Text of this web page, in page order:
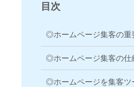
目次
◎ホームページ集客の重
◎ホームページ集客の仕
◎ホームページを集客ツ